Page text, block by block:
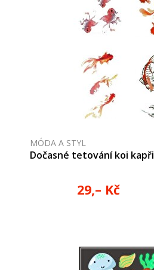
MÓDA A STYL
Dočasné tetování koi kapři
29,– Kč